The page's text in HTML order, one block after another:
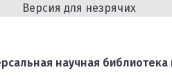
Версия для незрячих
научная библиотека